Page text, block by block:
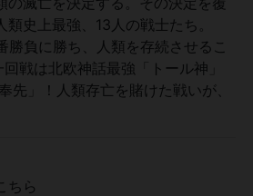
史上最強、13人の戦士たち。
勝負に勝ち、人類を存続させるこ
戦は北欧神話最強「トール神」
先」！人類存亡を賭けた戦いが、
ちら